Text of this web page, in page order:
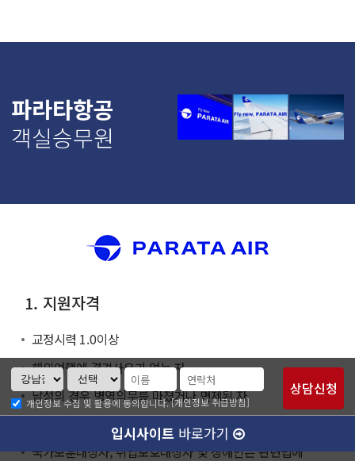
파라타항공
객실승무원
1. 지원자격
교정시력 1.0이상
해외여행에 결격사유가 없는 자
남성의 경우 병역의무를 마쳤거나 면제된 자
학력은 무관하며 기 졸업자 및 졸업예정자
국가보훈대상자, 취업보호대상자 및 장애인은 관련법에
개인정보 수집 및 활용에 동의합니다.[개인정보 취급방침]
입시사이트바로가기